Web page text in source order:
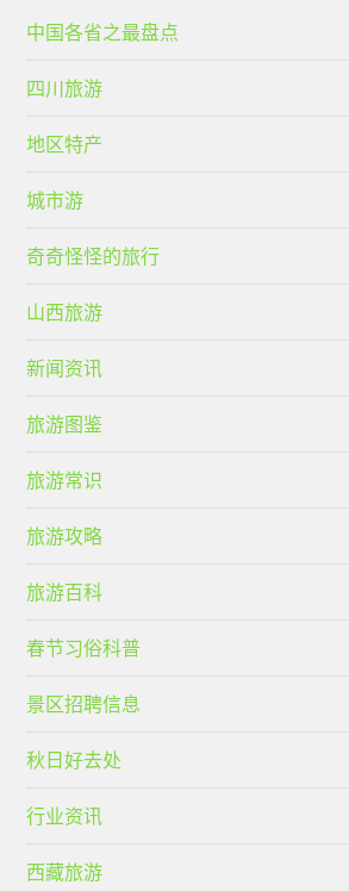
中国各省之最盘点
四川旅游
地区特产
城市游
奇奇怪怪的旅行
山西旅游
新闻资讯
旅游图鉴
旅游常识
旅游攻略
旅游百科
春节习俗科普
景区招聘信息
秋日好去处
行业资讯
西藏旅游